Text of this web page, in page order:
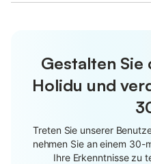
Gestalten Sie
Holidu und
Treten Sie unserer
nehmen Sie an einem 30-
Ihre Erkenntnisse zu